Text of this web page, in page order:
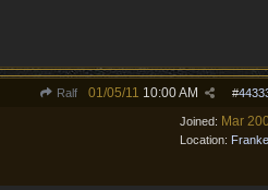
Ralf #
01/05/11 10:00 AM
Joined: Mar
Location: